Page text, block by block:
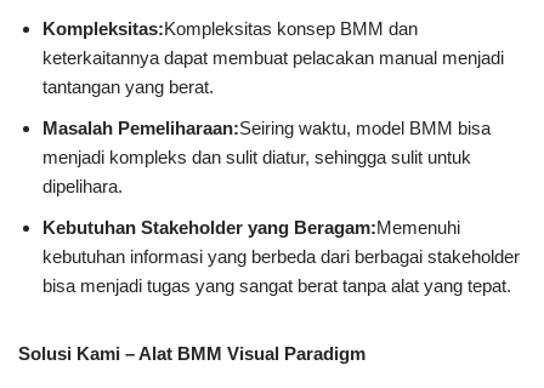
Kompleksitas:Kompleksitas konsep BMM dan
keterkaitannya dapat membuat pelacakan manual menjadi
tantangan yang berat.
Masalah Pemeliharaan:Seiring waktu, model BMM bisa
menjadi kompleks dan sulit diatur, sehingga sulit untuk
dipelihara.
Kebutuhan Stakeholder yang Beragam:Memenuhi
kebutuhan informasi yang berbeda dari berbagai stakeholder
bisa menjadi tugas yang sangat berat tanpa alat yang tepat.
Solusi Kami – Alat BMM Visual Paradigm